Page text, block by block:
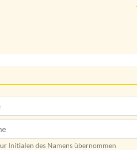
Initialen des Namens übernommen